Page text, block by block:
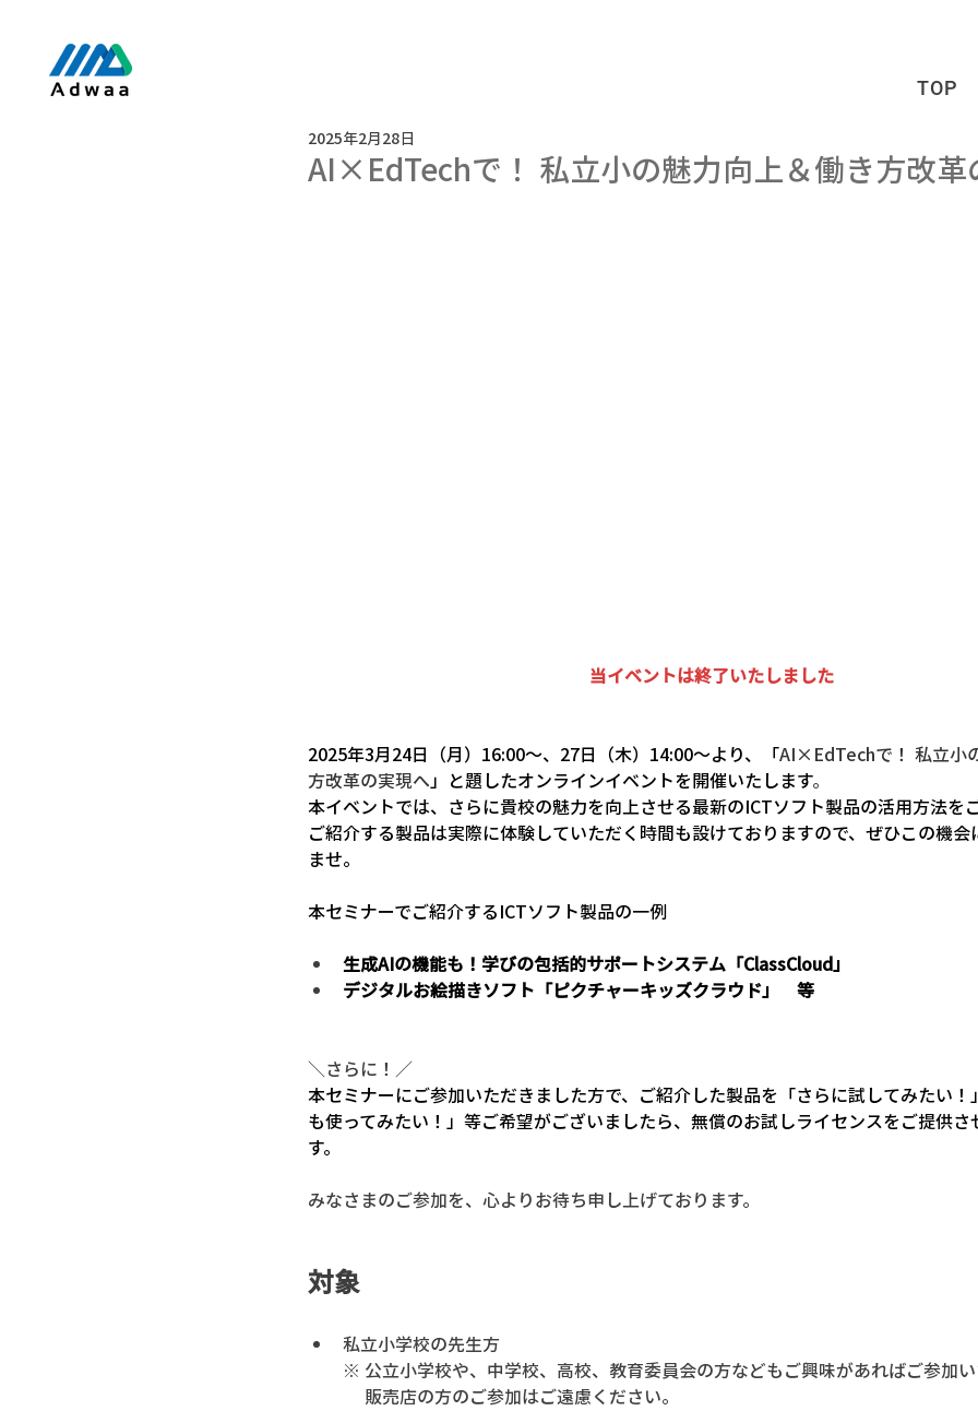
TOP
AI×EdTechで！ 私立小の魅力向上＆働き方改革
2025年2月28日
当イベントは終了いたしました
2025年3月24日（月）16:00～、27日（木）14:00〜より、「AI×EdTechで！ 私立小
方改革の実現へ」と題したオンラインイベントを開催いたします。
本イベントでは、さらに貴校の魅力を向上させる最新のICTソフト製品の活用方法を
ご紹介する製品は実際に体験していただく時間も設けておりますので、ぜひこの機
ませ。
本セミナーでご紹介するICTソフト製品の一例
生成AIの機能も！学びの包括的サポートシステム「ClassCloud」
デジタルお絵描きソフト「ピクチャーキッズクラウド」　等
＼さらに！／
本セミナーにご参加いただきました方で、ご紹介した製品を「さらに試してみたい
も使ってみたい！」等ご希望がございましたら、無償のお試しライセンスをご提供さ
す。
みなさまのご参加を、心よりお待ち申し上げております。
対象
私立小学校の先生方
※ 公立小学校や、中学校、高校、教育委員会の方などもご興味があればご参加
販売店の方のご参加はご遠慮ください。